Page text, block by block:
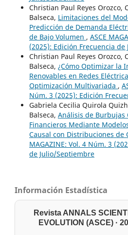
Christian Paul Reyes Orozco,
Balseca, Limitaciones del
Predicción de Demanda
de Bajo Volumen , ASCE
(2025): Edición Frecuencia
Christian Paul Reyes Orozco,
Balseca, ¿Cómo Optimizar la
Renovables en Redes
Optimización Multivariada ,
Núm. 3 (2025): Edición
Gabriela Cecilia Quirola
Balseca, Análisis de Burbujas
Financieros Mediante
Causal con Distribuciones de
MAGAZINE: Vol. 4 Núm. 3
de Julio/Septiembre
Información Estadística
Revista ANNALS
EVOLUTION (ASCE) ·